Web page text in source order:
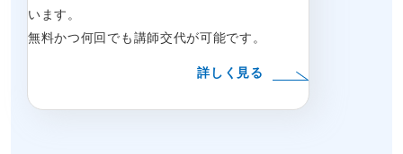
います。
無料かつ何回でも講師交代が可能です。
詳しく見る